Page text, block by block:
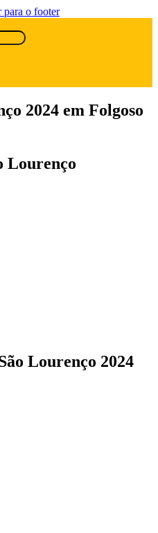
para o footer
2024 em Folgoso
Lourenço
Lourenço 2024